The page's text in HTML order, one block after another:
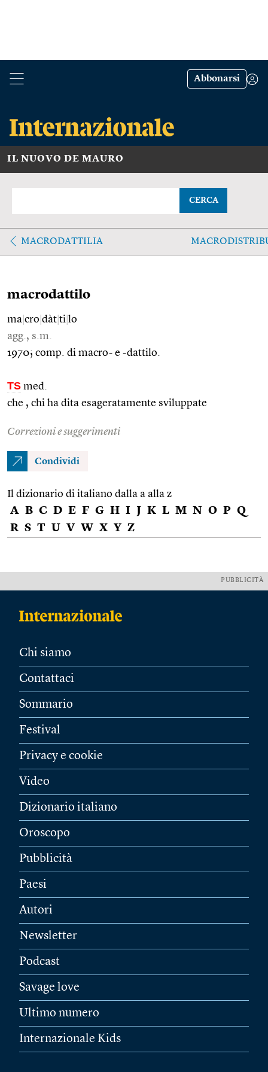
Abbonarsi
IL NUOVO DE MAURO
CERCA
MACRODATTILIA
macrodattilo
ma cro dàt ti lo
agg., s.m.
1970; comp. di macro- e -dattilo.
TS med.
che , chi ha dita esageratamente sviluppate
Correzioni e suggerimenti
Condividi
Il dizionario di italiano dalla a alla z
A B C D E F G H I J K L M N O P Q
R S T U V W X Y Z
PUBBLICITÀ
Chi siamo
Contattaci
Sommario
Festival
Privacy e cookie
Video
Dizionario italiano
Oroscopo
Pubblicità
Paesi
Autori
Newsletter
Podcast
Savage love
Ultimo numero
Internazionale Kids